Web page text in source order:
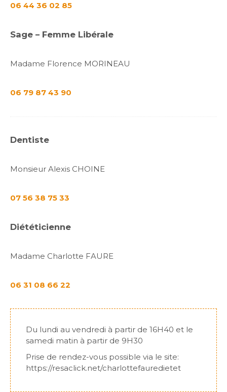
06 44 36 02 85
Sage – Femme Libérale
Madame Florence MORINEAU
06 79 87 43 90
Dentiste
Monsieur Alexis CHOINE
07 56 38 75 33
Diététicienne
Madame Charlotte FAURE
06 31 08 66 22
Du lundi au vendredi à partir de 16H40 et le
samedi matin à partir de 9H30
Prise de rendez-vous possible via le site:
https://resaclick.net/charlottefauredietet